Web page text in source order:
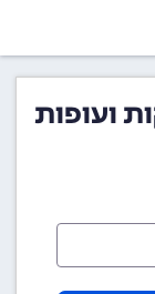
ועופות